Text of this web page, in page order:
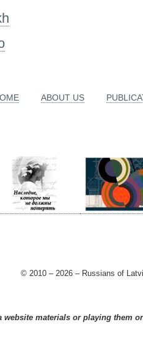
ABOUT US
© 2010 – 2026 – Russians of
website materials or playing them